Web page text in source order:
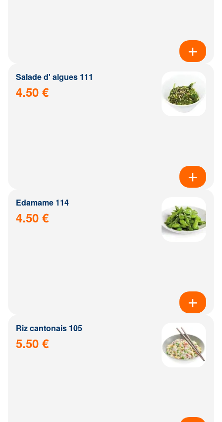
Salade d' algues 111
4.50 €
Edamame 114
4.50 €
Riz cantonais 105
5.50 €